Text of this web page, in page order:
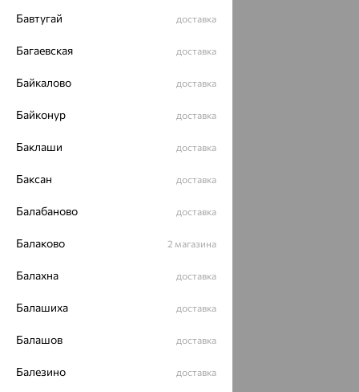
Бавтугай доставка
Багаевская доставка
Байкалово доставка
Байконур доставка
Баклаши доставка
Баксан доставка
Балабаново доставка
Балаково 2 магазина
Балахна доставка
Балашиха доставка
Балашов доставка
Балезино доставка